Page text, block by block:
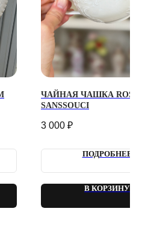
ЧАЙНАЯ ЧАШКА
SANSSOUCI
3 000 ₽
ПОДРОБНЕЕ
В КОРЗИНУ